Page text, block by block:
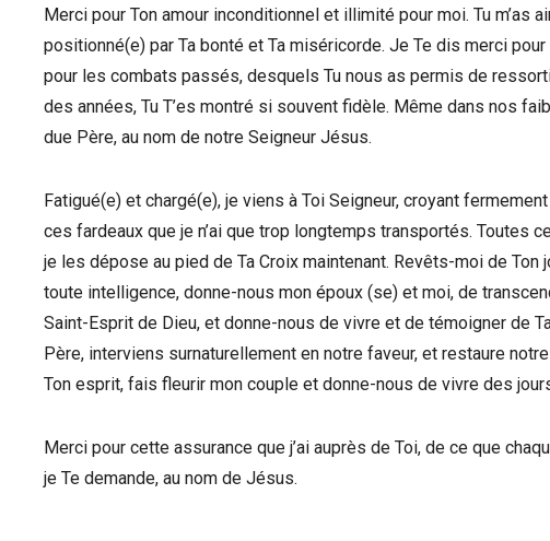
Merci pour Ton amour inconditionnel et illimité pour moi. Tu m’as
positionné(e) par Ta bonté et Ta miséricorde. Je Te dis merci
pour les combats passés, desquels Tu nous as permis de
des années, Tu T’es montré si souvent fidèle. Même dans nos
due Père, au nom de notre Seigneur Jésus.
Fatigué(e) et chargé(e), je viens à Toi Seigneur, croyant
ces fardeaux que je n’ai que trop longtemps transportés.
je les dépose au pied de Ta Croix maintenant. Revêts-moi de
toute intelligence, donne-nous mon époux (se) et moi, de
Saint-Esprit de Dieu, et donne-nous de vivre et de témoigner de
Père, interviens surnaturellement en notre faveur, et restaure
Ton esprit, fais fleurir mon couple et donne-nous de vivre des
Merci pour cette assurance que j’ai auprès de Toi, de ce que
je Te demande, au nom de Jésus.